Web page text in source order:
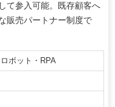
て参入可能。既存顧客へ
販売パートナー制度で
ボット・RPA